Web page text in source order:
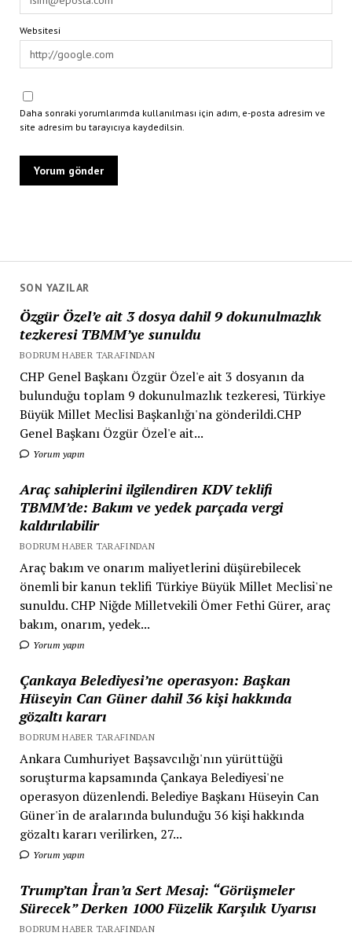
SON YAZILAR
Özgür Özel’e ait 3 dosya dahil 9 dokunulmazlık
tezkeresi TBMM’ye sunuldu
BODRUM HABER TARAFINDAN
CHP Genel Başkanı Özgür Özel'e ait 3 dosyanın da
bulunduğu toplam 9 dokunulmazlık tezkeresi, Türkiye
Büyük Millet Meclisi Başkanlığı'na gönderildi.CHP
Genel Başkanı Özgür Özel'e ait...
Yorum yapın
Araç sahiplerini ilgilendiren KDV teklifi
TBMM’de: Bakım ve yedek parçada vergi
kaldırılabilir
BODRUM HABER TARAFINDAN
Araç bakım ve onarım maliyetlerini düşürebilecek
önemli bir kanun teklifi Türkiye Büyük Millet Meclisi'ne
sunuldu. CHP Niğde Milletvekili Ömer Fethi Gürer, araç
bakım, onarım, yedek...
Yorum yapın
Çankaya Belediyesi’ne operasyon: Başkan
Hüseyin Can Güner dahil 36 kişi hakkında
gözaltı kararı
BODRUM HABER TARAFINDAN
Ankara Cumhuriyet Başsavcılığı'nın yürüttüğü
soruşturma kapsamında Çankaya Belediyesi'ne
operasyon düzenlendi. Belediye Başkanı Hüseyin Can
Güner'in de aralarında bulunduğu 36 kişi hakkında
gözaltı kararı verilirken, 27...
Yorum yapın
Trump’tan İran’a Sert Mesaj: “Görüşmeler
Sürecek” Derken 1000 Füzelik Karşılık Uyarısı
BODRUM HABER TARAFINDAN
Websitesi
Daha sonraki yorumlarımda kullanılması için adım, e-posta adresim ve
site adresim bu tarayıcıya kaydedilsin.